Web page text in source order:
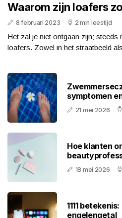
Waarom zijn loafers
8 februari 2023 2 min leestijd
Het zal je niet ontgaan zijn; steeds
loafers. Zowel in het straatbeeld
symptomen
21 mei 2026
Hoe klanten
18 mei 2026
1111
engelengetal